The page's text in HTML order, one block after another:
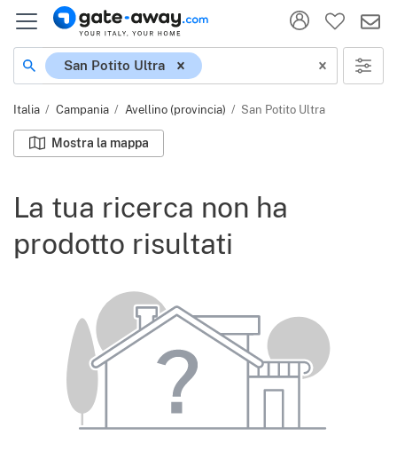
Località
San Potito Ultra
Italia Campania Avellino (provincia) San Potito Ultra
Mostra la mappa
La tua ricerca non ha
prodotto risultati